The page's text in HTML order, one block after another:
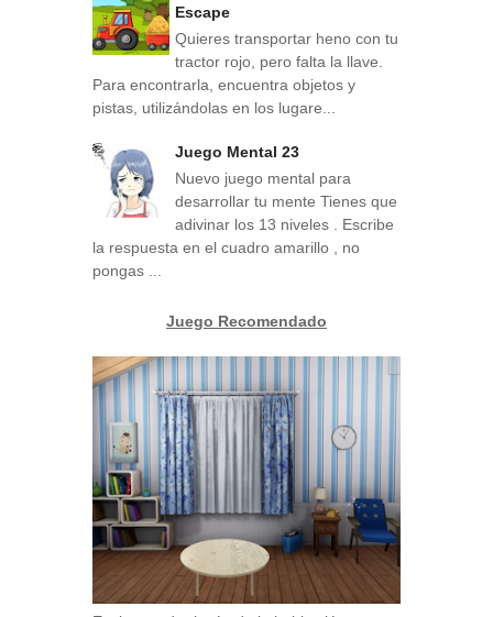
Escape
Quieres transportar heno con tu
tractor rojo, pero falta la llave.
Para encontrarla, encuentra objetos y
pistas, utilizándolas en los lugare...
Juego Mental 23
Nuevo juego mental para
desarrollar tu mente Tienes que
adivinar los 13 niveles . Escribe
la respuesta en el cuadro amarillo , no
pongas ...
Juego Recomendado